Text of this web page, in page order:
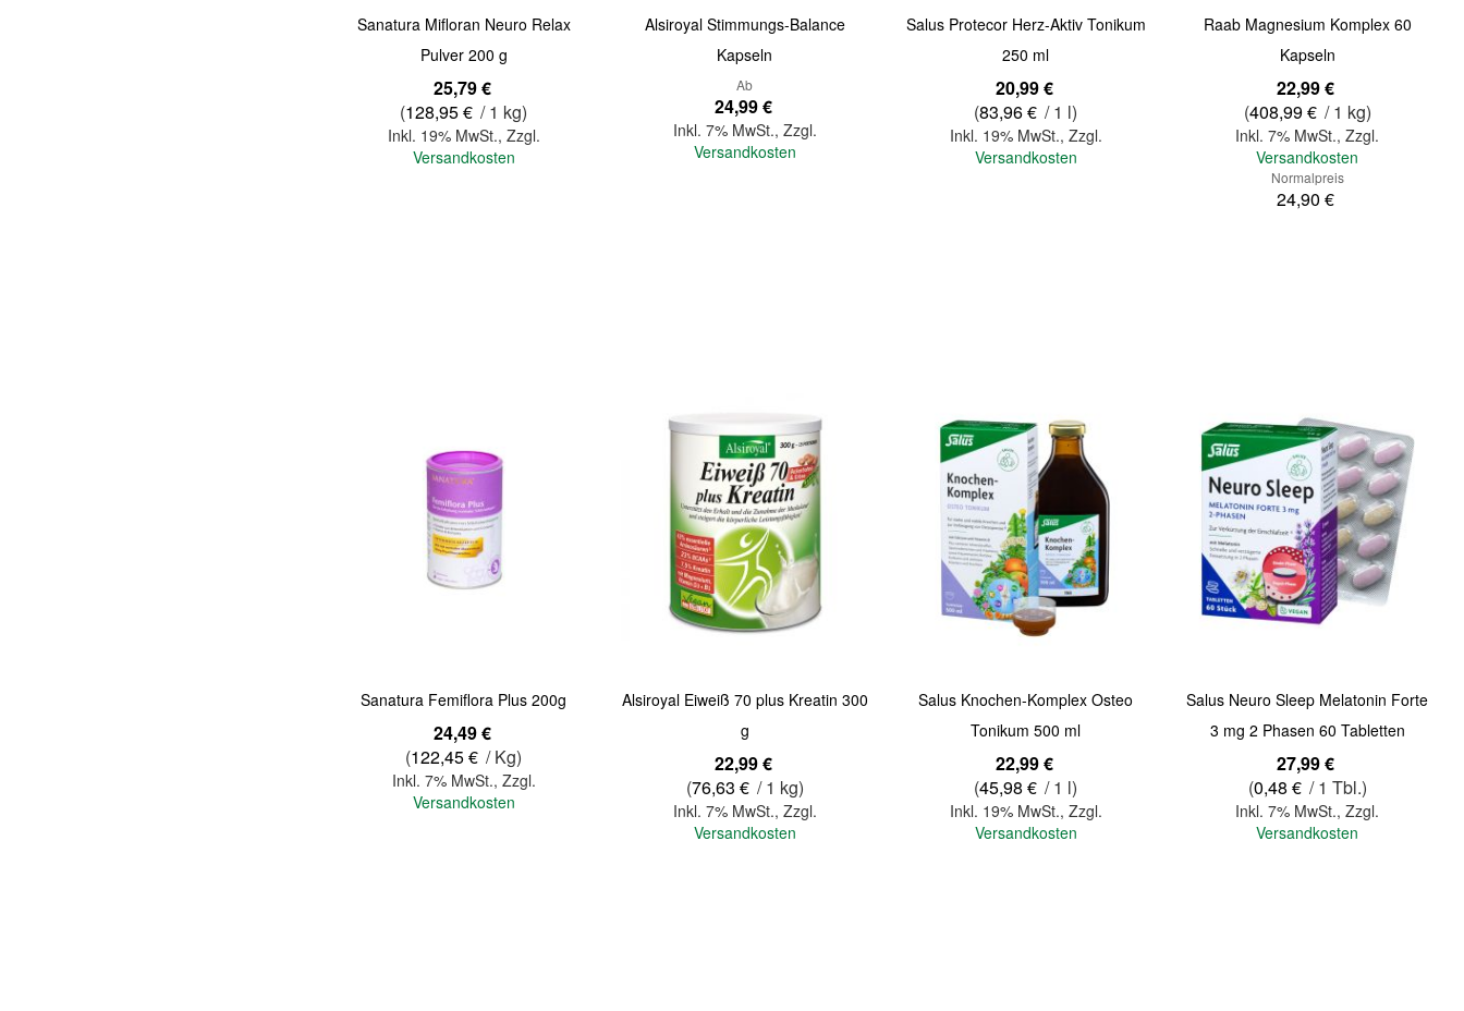
Sanatura Mifloran Neuro Relax
Pulver 200 g
25,79 €
(128,95 € / 1 kg)
Inkl. 19% MwSt., Zzgl.
Versandkosten
Alsiroyal Stimmungs-Balance
Kapseln
Ab
24,99 €
Inkl. 7% MwSt., Zzgl.
Versandkosten
Quickview
Salus Protecor Herz-Aktiv Tonikum
250 ml
20,99 €
(83,96 € / 1 l)
Inkl. 19% MwSt., Zzgl.
Versandkosten
Quickview
Raab Magnesium Komplex 60
Kapseln
22,99 €
(408,99 € / 1 kg)
Inkl. 7% MwSt.,Zzgl.
Versandkosten
Normalpreis
24,90 €
Quickview
Sanatura Femiflora Plus 200g
24,49 €
(122,45 € / Kg)
Inkl. 7% MwSt., Zzgl.
Versandkosten
Alsiroyal Eiweiß 70 plus Kreatin 300
g
22,99 €
(76,63 € / 1 kg)
Inkl. 7% MwSt., Zzgl.
Versandkosten
Salus Knochen-Komplex Osteo
Tonikum 500 ml
22,99 €
(45,98 € / 1 l)
Inkl. 19% MwSt., Zzgl.
Versandkosten
Salus Neuro Sleep Melatonin Forte
3 mg 2 Phasen 60 Tabletten
27,99 €
(0,48 € / 1 Tbl.)
Inkl. 7% MwSt.,Zzgl.
Versandkosten